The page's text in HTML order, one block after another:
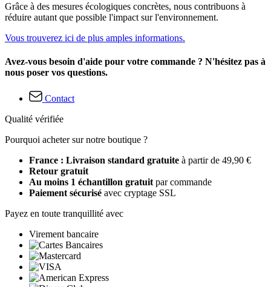
Grâce à des mesures écologiques concrètes, nous contribuons à
réduire autant que possible l'impact sur l'environnement.
Vous trouverez ici de plus amples informations.
Avez-vous besoin d'aide pour votre commande ? N'hésitez pas à
nous poser vos questions.
Contact
Qualité vérifiée
Pourquoi acheter sur notre boutique ?
France : Livraison standard gratuite à partir de 49,90 €
Retour gratuit
Au moins 1 échantillon gratuit par commande
Paiement sécurisé avec cryptage SSL
Payez en toute tranquillité avec
Virement bancaire